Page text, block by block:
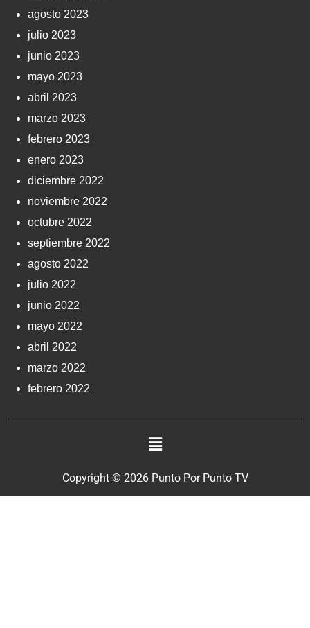
agosto 2023
julio 2023
junio 2023
mayo 2023
abril 2023
marzo 2023
febrero 2023
enero 2023
diciembre 2022
noviembre 2022
octubre 2022
septiembre 2022
agosto 2022
julio 2022
junio 2022
mayo 2022
abril 2022
marzo 2022
febrero 2022
Copyright © 2026 Punto Por Punto TV